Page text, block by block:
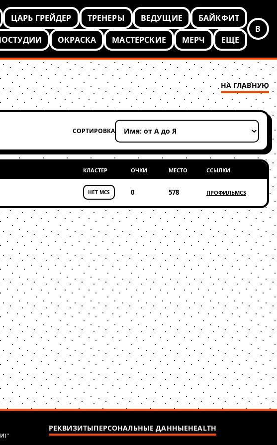
ЦАРЬ ГРЕЙДЕР ТРЕНЕРЫ ВЕДУЩИЕ
БАЙКФИТ
ОКРАСКА МАСТЕРСКИЕ МЕРЧ ЕЩЕ
В
НА ГЛАВНУЮ
СОРТИРОВКА
Применить сортировку
КЛАСТЕР ОЧКИ МЕСТО ССЫЛКИ
НЕТ MCS 0 578 ПРОФИЛЬMCS
РЕКВИЗИТЫПЕРСОНАЛЬНЫЕ ДАННЫЕHEALTH